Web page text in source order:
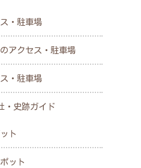
・駐車場
アクセス・駐車場
・駐車場
・史跡ガイド
ト
ット